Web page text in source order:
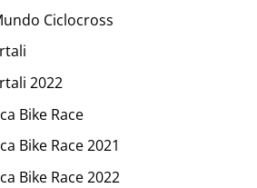
Ciclocross
2022
Bike Race
Bike Race 2021
Bike Race 2022